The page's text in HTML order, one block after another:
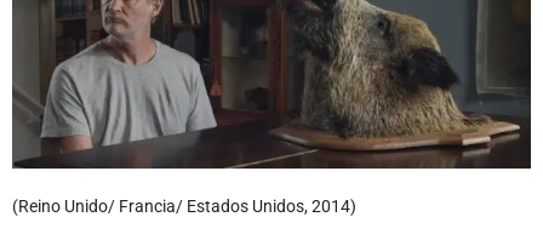
(Reino Unido/ Francia/ Estados Unidos, 2014)